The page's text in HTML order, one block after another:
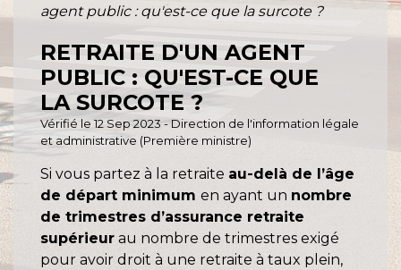
agent public : qu'est-ce que la surcote ?
RETRAITE D'UN AGENT
PUBLIC : QU'EST-CE QUE
LA SURCOTE ?
Vérifié le 12 Sep 2023 - Direction de l'information légale
et administrative (Première ministre)
Si vous partez à la retraite au-delà de l’âge
de départ minimum en ayant un nombre
de trimestres d’assurance retraite
supérieur au nombre de trimestres exigé
pour avoir droit à une retraite à taux plein,